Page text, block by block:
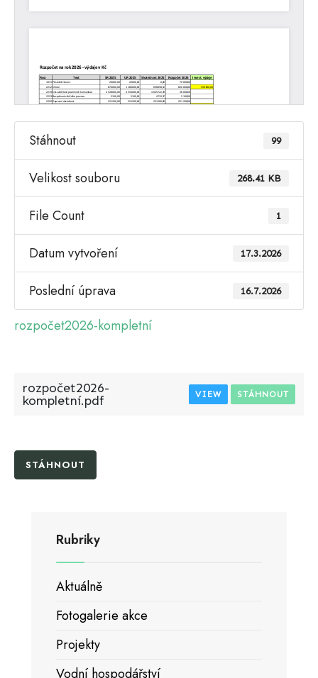
Stáhnout 99
Velikost souboru 268.41 KB
File Count 1
Datum vytvoření 17.3.2026
Poslední úprava 16.7.2026
rozpočet2026-kompletní
rozpočet2026-
kompletní.pdf
VIEW STÁHNOUT
STÁHNOUT
Rubriky
Aktuálně
Fotogalerie akce
Projekty
Vodní hospodářství